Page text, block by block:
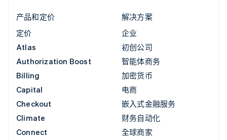
产品和定价
定价
Atlas
Authorization Boost
Billing
Capital
Checkout
Climate
Connect
解决方案
企业
初创公司
智能体商务
加密货币
电商
嵌入式金融服务
财务自动化
全球商家